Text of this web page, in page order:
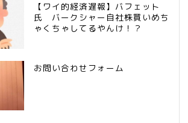
【ワイ的経済遅報】バフェット
氏 バークシャー自社株買いめち
ゃくちゃしてるやんけ！？
お問い合わせフォーム